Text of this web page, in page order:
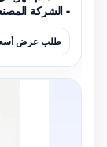
- الشركة
طلب عرض